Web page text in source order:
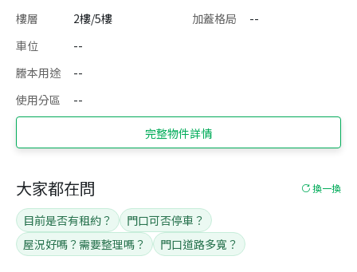
樓層
2樓/5樓 加蓋格局
--
車位
--
謄本用途
--
使用分區
--
完整物件詳情
大家都在問 換一換
目前是否有租約？
門口可否停車？
屋況好嗎？需要整理嗎？
門口道路多寬？